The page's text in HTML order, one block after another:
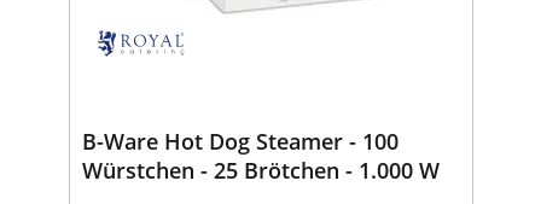
B-Ware Hot Dog Steamer - 100
Würstchen - 25 Brötchen - 1.000 W